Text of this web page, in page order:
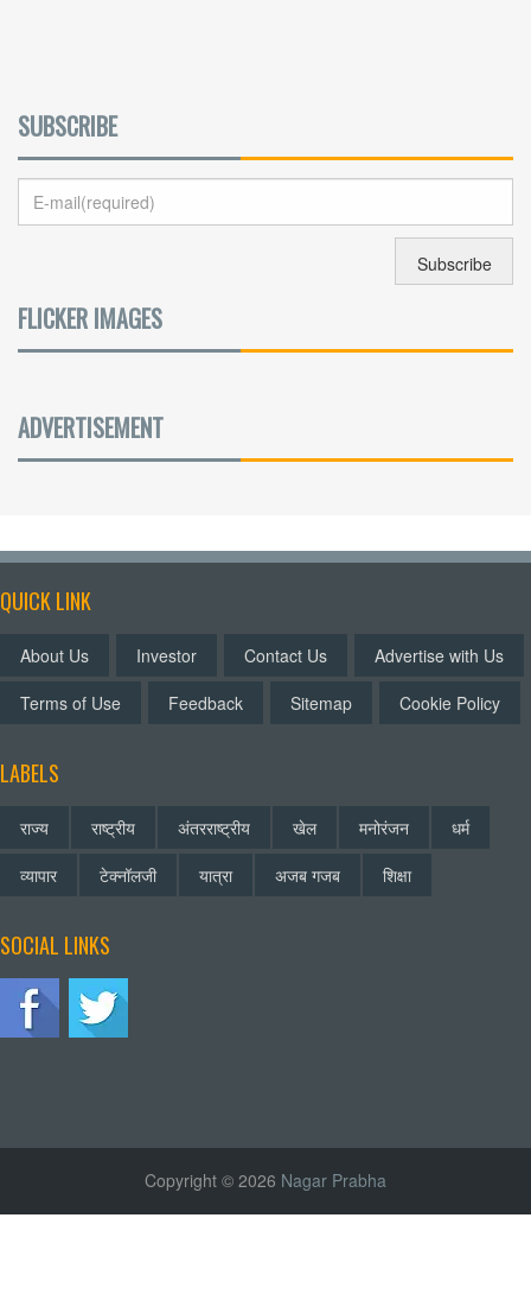
SUBSCRIBE
FLICKER IMAGES
ADVERTISEMENT
QUICK LINK
About Us Investor Contact Us
Advertise with Us
Terms of Use
Feedback Sitemap Cookie Policy
LABELS
राज्य राष्ट्रीय अंतरराष्ट्रीय खेल मनोरंजन
धर्म
व्यापार
टेक्नॉलजी यात्रा अजब गजब शिक्षा
SOCIAL LINKS
Copyright © 2026 Nagar Prabha